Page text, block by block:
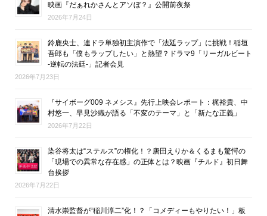
映画『だぁれかさんとアソぼ？』公開前夜祭
2026年7月24日
鈴鹿央士、連ドラ単独初主演作で「法廷ラップ」に挑戦！稲垣
吾郎も「僕もラップしたい」と熱望？ドラマ9「リーガルビート
-逆転の法廷-」記者会見
2026年7月23日
『サイボーグ009 ネメシス』先行上映会レポート：梶裕貴、中
村悠一、早見沙織が語る「不変のテーマ」と「新たな正義」
2026年7月22日
染谷将太は“ステルス”の権化！？唐田えりか＆くるまも驚愕の
「現場での異常な存在感」の正体とは？映画『チルド』初日舞
台挨拶
2026年7月22日
清水崇監督が“稲川淳二”化！？「コメディーもやりたい！」板